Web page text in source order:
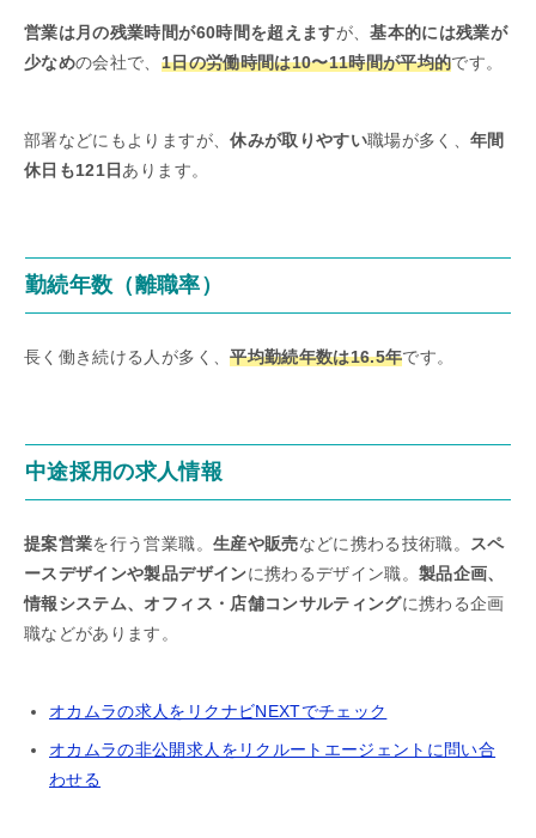
営業は月の残業時間が60時間を超えますが、基本的には残業が
少なめの会社で、 1日の労働時間は10〜11時間が平均的です。
部署などにもよりますが、休みが取りやすい職場が多く、年間
休日も121日あります。
勤続年数（離職率）
長く働き続ける人が多く、平均勤続年数は16.5年です。
中途採用の求人情報
提案営業を行う営業職。 生産や販売などに携わる技術職。 スペ
ースデザインや製品デザインに携わるデザイン職。製品企画、
情報システム、オフィス・店舗コンサルティングに携わる企画
職などがあります。
オカムラの求人をリクナビNEXTでチェック
オカムラの非公開求人をリクルートエージェントに問い合
わせる